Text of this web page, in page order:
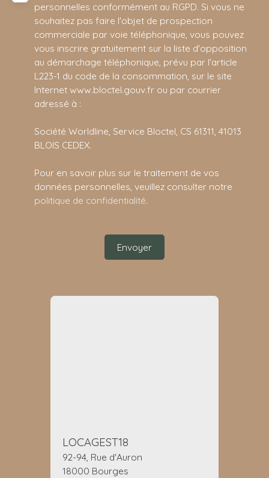
personnelles conformément au RGPD. Si vous ne
souhaitez pas faire l'objet de prospection
commerciale par voie téléphonique, vous pouvez
vous inscrire gratuitement sur la liste d'opposition
au démarchage téléphonique, prévu par l'article
L223-1 du code de la consommation, sur le site
Internet www.bloctel.gouv.fr ou par courrier
adressé à :
Société Worldline, Service Bloctel, CS 61311, 41013
BLOIS CEDEX.
Pour en savoir plus sur le traitement de vos
données personnelles, veuillez consulter notre
politique de confidentialité.
Envoyer
LOCAGEST18
92-94, Rue d'Auron
18000 Bourges